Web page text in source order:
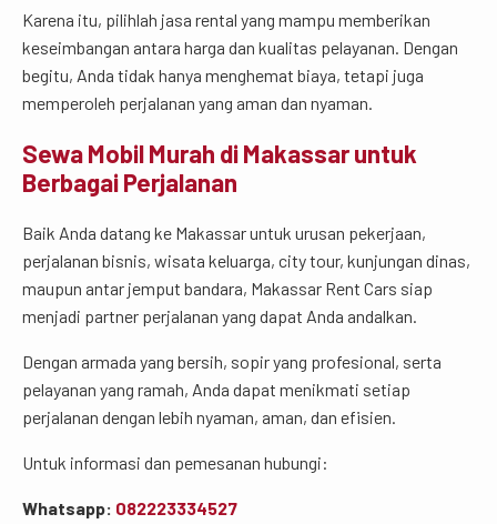
Karena itu, pilihlah jasa rental yang mampu memberikan
keseimbangan antara harga dan kualitas pelayanan. Dengan
begitu, Anda tidak hanya menghemat biaya, tetapi juga
memperoleh perjalanan yang aman dan nyaman.
Sewa Mobil Murah di Makassar untuk
Berbagai Perjalanan
Baik Anda datang ke Makassar untuk urusan pekerjaan,
perjalanan bisnis, wisata keluarga, city tour, kunjungan dinas,
maupun antar jemput bandara, Makassar Rent Cars siap
menjadi partner perjalanan yang dapat Anda andalkan.
Dengan armada yang bersih, sopir yang profesional, serta
pelayanan yang ramah, Anda dapat menikmati setiap
perjalanan dengan lebih nyaman, aman, dan efisien.
Untuk informasi dan pemesanan hubungi:
Whatsapp: 082223334527